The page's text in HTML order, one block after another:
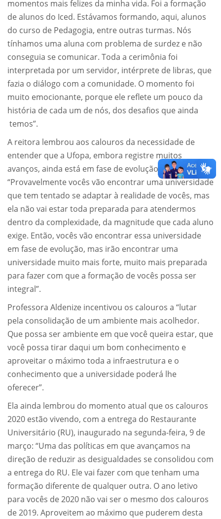
momentos mais felizes da minha vida. Foi a formação
de alunos do Iced. Estávamos formando, aqui, alunos
do curso de Pedagogia, entre outras turmas. Nós
tínhamos uma aluna com problema de surdez e não
conseguia se comunicar. Toda a cerimônia foi
interpretada por um servidor, intérprete de libras, que
fazia o diálogo com a comunidade. O momento foi
muito emocionante, porque ele reflete um pouco da
história de cada um de nós, dos desafios que ainda
temos”.
A reitora lembrou aos calouros da necessidade de
entender que a Ufopa, embora registre muitos
avanços, ainda está em fase de evolução:
“Provavelmente vocês vão encontrar uma universidade
que tem tentado se adaptar à realidade de vocês, mas
ela não vai estar toda preparada para atendermos
dentro da complexidade, da magnitude que cada aluno
exige. Então, vocês vão encontrar essa universidade
em fase de evolução, mas irão encontrar uma
universidade muito mais forte, muito mais preparada
para fazer com que a formação de vocês possa ser
integral”.
Professora Aldenize incentivou os calouros a “lutar
pela consolidação de um ambiente mais acolhedor.
Que possa ser ambiente em que você queira estar, que
você possa tirar daqui um bom conhecimento e
aproveitar o máximo toda a infraestrutura e o
conhecimento que a universidade poderá lhe
oferecer”.
Ela ainda lembrou do momento atual que os calouros
2020 estão vivendo, com a entrega do Restaurante
Universitário (RU), inaugurado na segunda-feira, 9 de
março: “Uma das políticas em que avançamos na
direção de reduzir as desigualdades se consolidou com
a entrega do RU. Ele vai fazer com que tenham uma
formação diferente de qualquer outra. O ano letivo
para vocês de 2020 não vai ser o mesmo dos calouros
de 2019. Aproveitem ao máximo que puderem desta